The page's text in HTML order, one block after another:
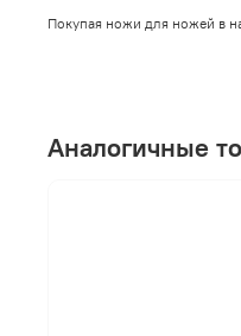
Покупая ножи для ножей в
Аналогичные